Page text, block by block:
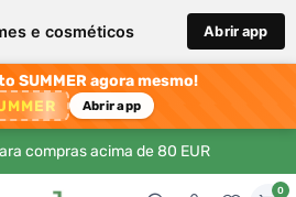
e cosméticos Abrir app
SUMMER agora mesmo!
Abrir app
compras acima de 80 EUR
0